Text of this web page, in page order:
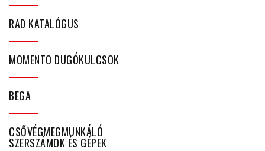
RAD KATALÓGUS
MOMENTO DUGÓKULCSOK
BEGA
CSŐVÉGMEGMUNKÁLÓ
SZERSZÁMOK ÉS GÉPEK